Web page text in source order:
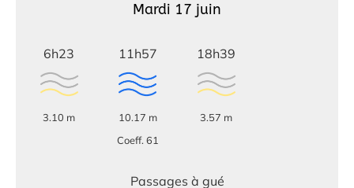
Mardi 17 juin
6h23
3.10 m
11h57
10.17 m
Coeff. 61
18h39
3.57 m
Passages à gué